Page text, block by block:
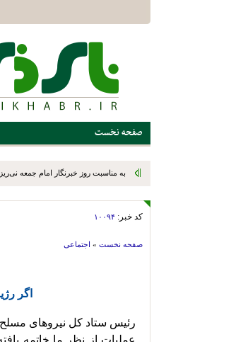
صفحه نخست
به مناسبت روز خبرنگار امام جمعه نی‌ریز
کد خبر: ۱۰۰۹۴
صفحه نخست » اجتماعی
اگر
رئیس ستاد کل نیروهای